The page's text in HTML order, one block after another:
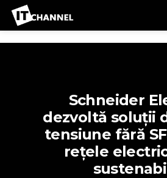
Schneider
dezvoltă soluții
tensiune fără
rețele